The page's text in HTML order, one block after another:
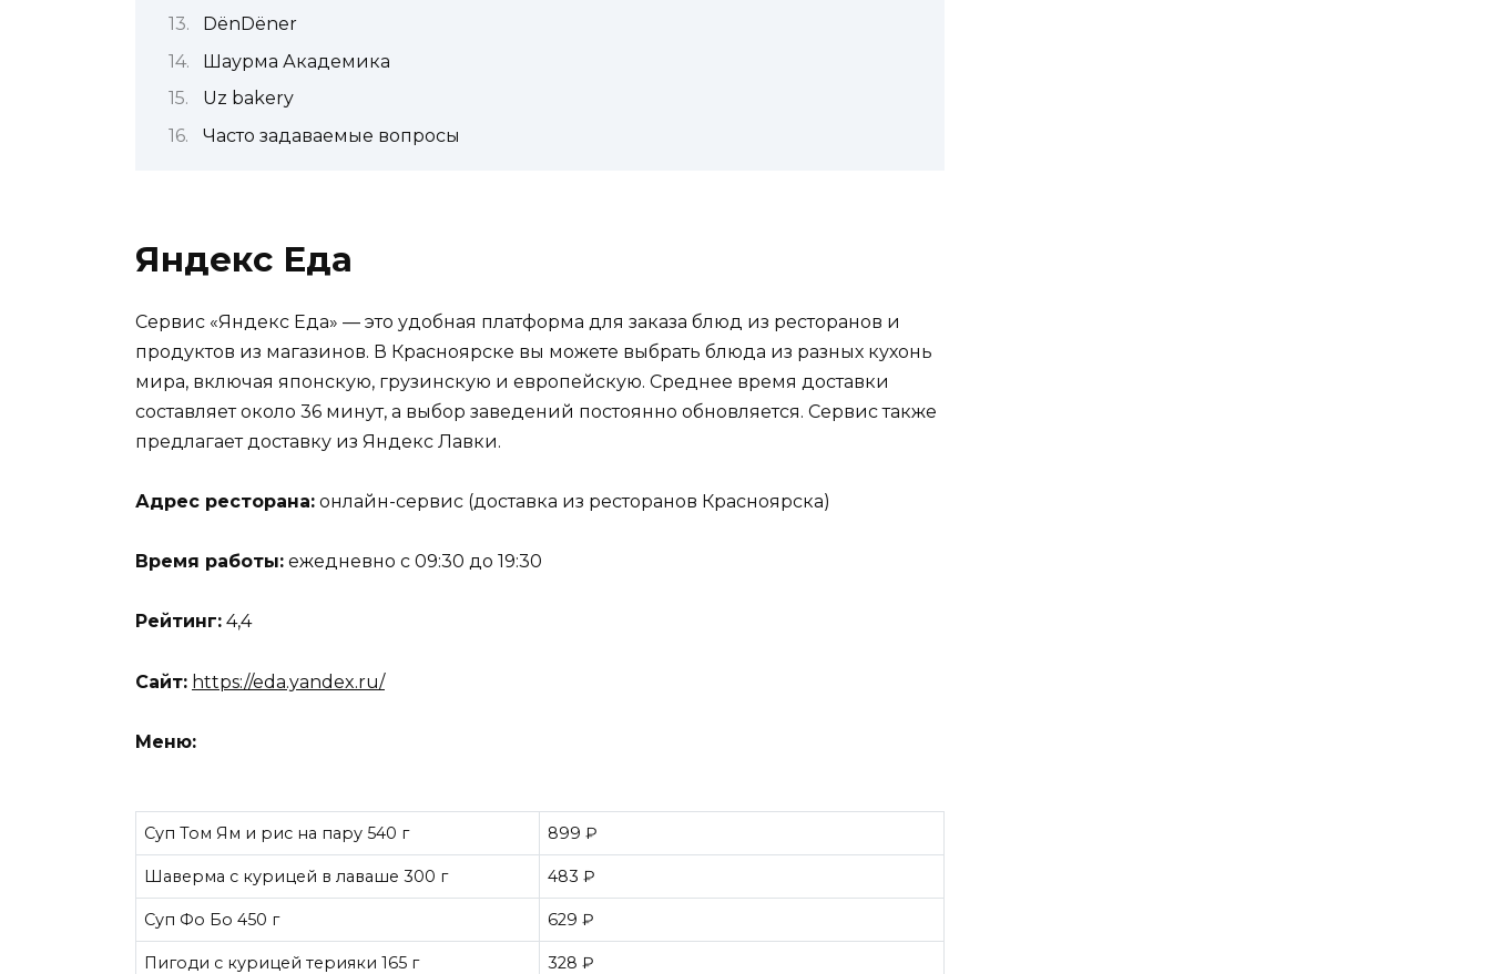
DёnDёner
Шаурма Академика
Uz bakery
Часто задаваемые вопросы
Яндекс Еда
Сервис «Яндекс Еда» — это удобная платформа для заказа блюд из ресторанов и
продуктов из магазинов. В Красноярске вы можете выбрать блюда из разных кухонь
мира, включая японскую, грузинскую и европейскую. Среднее время доставки
составляет около 36 минут, а выбор заведений постоянно обновляется. Сервис также
предлагает доставку из Яндекс Лавки.
Адрес ресторана: онлайн-сервис (доставка из ресторанов Красноярска)
Время работы: ежедневно с 09:30 до 19:30
Рейтинг: 4,4
Сайт: https://eda.yandex.ru/
Меню:
Суп Том Ям и рис на пару 540 г 899 ₽
Шаверма с курицей в лаваше 300 г 483 ₽
Суп Фо Бо 450 г 629 ₽
Пигоди с курицей терияки 165 г 328 ₽